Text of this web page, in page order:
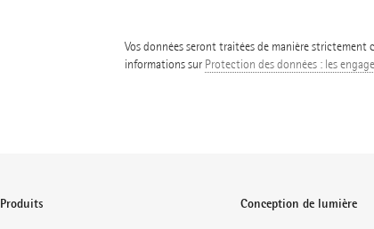
Vos données seront traitées de manière
informations sur Protection des données : les
Produits Conception de lumière